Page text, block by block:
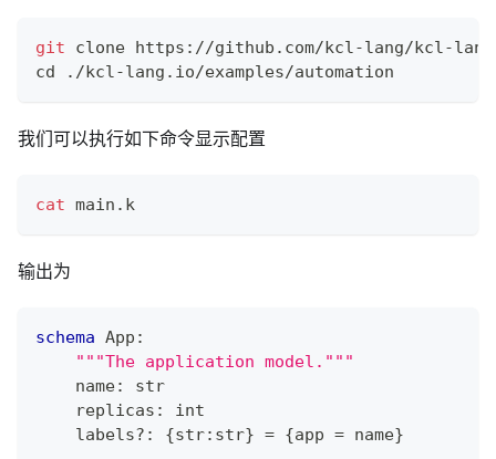
git clone https://github.com/kcl-lang/kcl-
cd ./kcl-lang.io/examples/automation
我们可以执行如下命令显示配置
cat main.k
输出为
schema App :
"""The application model."""
    name
:
str
    replicas
:
int
    labels
? : {str: str} = {app = name}